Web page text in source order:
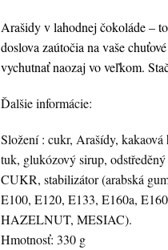
Arašidy v lahodnej čokoláde –
doslova zaútočia na vaše
vychutnať naozaj vo veľkom.
Ďalšie informácie:
Složení : cukr, Arašídy,
tuk, glukózový sirup,
CUKR, stabilizátor (arabská
E100, E120, E133, E160a,
HAZELNUT, MESIAC).
Hmotnosť: 330 g